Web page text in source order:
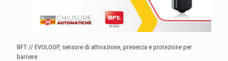
BFT // EVOLOOP, sensore di attivazione, presenza e protezione per
barriere